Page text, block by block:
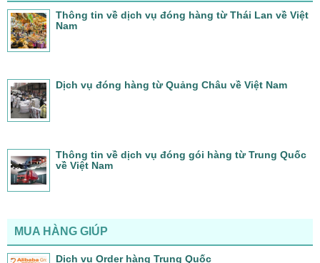
Thông tin về dịch vụ đóng hàng từ Thái Lan về Việt
Nam
Dịch vụ đóng hàng từ Quảng Châu về Việt Nam
Thông tin về dịch vụ đóng gói hàng từ Trung Quốc
về Việt Nam
MUA HÀNG GIÚP
Dịch vụ Order hàng Trung Quốc